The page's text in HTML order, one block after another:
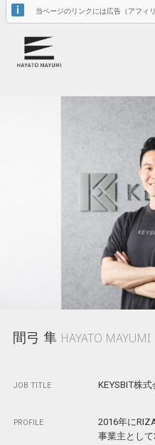
当ページのリンクには広告（アフィ
間弓 隼 HAYATO MAYUMI
JOB TITLE KEYSBIT株
PROFILE
2016年に
事業主とし